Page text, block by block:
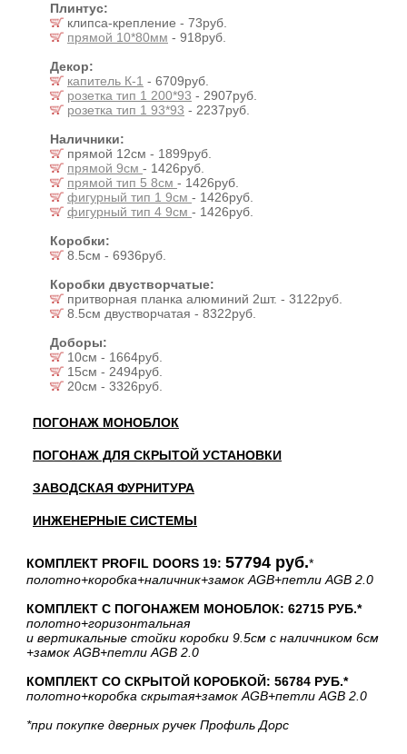
Плинтус:
клипса-крепление - 73руб.
прямой 10*80мм - 918руб.
Декор:
капитель К-1 - 6709руб.
розетка тип 1 200*93 - 2907руб.
розетка тип 1 93*93 - 2237руб.
Наличники:
прямой 12см - 1899руб.
прямой 9см - 1426руб.
прямой тип 5 8см - 1426руб.
фигурный тип 1 9см - 1426руб.
фигурный тип 4 9см - 1426руб.
Коробки:
8.5см - 6936руб.
Коробки двустворчатые:
притворная планка алюминий 2шт. - 3122руб.
8.5см двустворчатая - 8322руб.
Доборы:
10см - 1664руб.
15см - 2494руб.
20см - 3326руб.
ПОГОНАЖ МОНОБЛОК
ПОГОНАЖ ДЛЯ СКРЫТОЙ УСТАНОВКИ
ЗАВОДСКАЯ ФУРНИТУРА
ИНЖЕНЕРНЫЕ СИСТЕМЫ
КОМПЛЕКТ PROFIL DOORS 19: 57794 руб.*
полотно+коробка+наличник+замок AGB+петли AGB 2.0
КОМПЛЕКТ С ПОГОНАЖЕМ МОНОБЛОК: 62715 РУБ.*
полотно+горизонтальная
и вертикальные стойки коробки 9.5см с наличником 6см
+замок AGB+петли AGB 2.0
КОМПЛЕКТ СО СКРЫТОЙ КОРОБКОЙ: 56784 РУБ.*
полотно+коробка скрытая+замок AGB+петли AGB 2.0
*при покупке дверных ручек Профиль Дорс